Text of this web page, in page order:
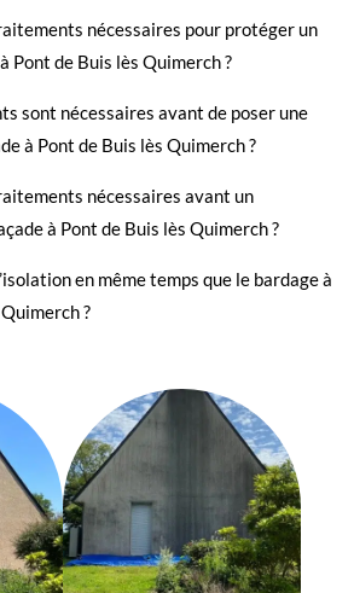
nécessaires pour protéger un
Pont de Buis lès Quimerch ?
sont nécessaires avant de poser une
à Pont de Buis lès Quimerch ?
nécessaires avant un
à Pont de Buis lès Quimerch ?
en même temps que le bardage à
?